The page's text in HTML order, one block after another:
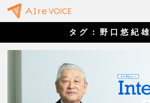
タグ：野口悠紀雄